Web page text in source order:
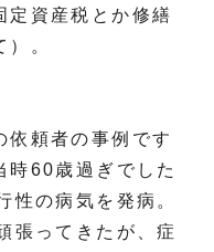
定資産税とか修繕
。
依頼者の事例です
時60歳過ぎでした
性の病気を発病。
張ってきたが、症